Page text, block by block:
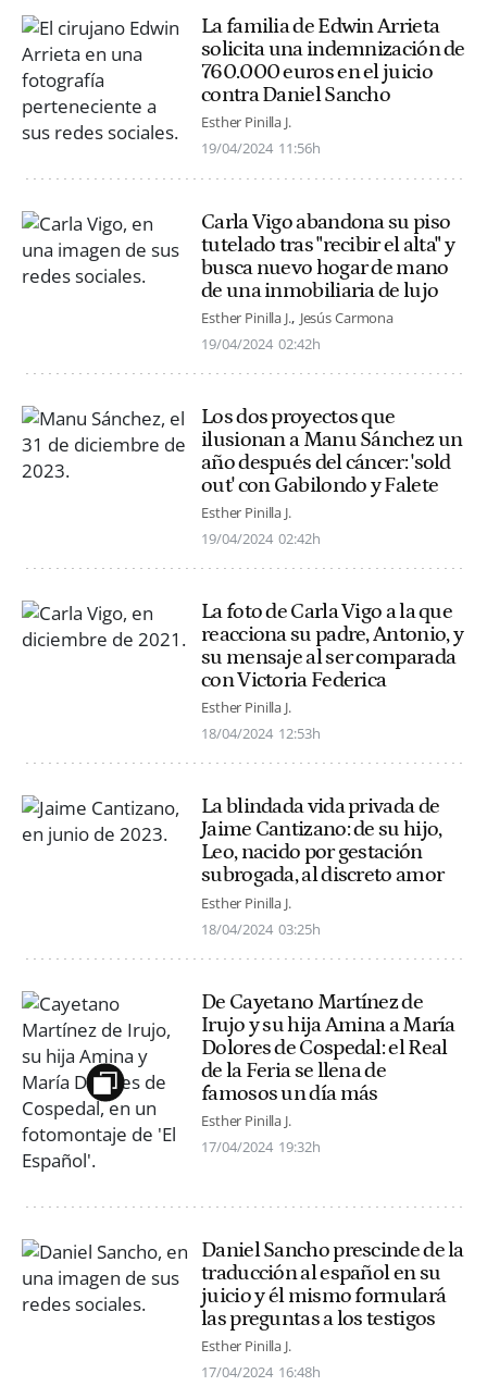
La familia de Edwin Arrieta
solicita una indemnización de
760.000 euros en el juicio
contra Daniel Sancho
Esther Pinilla J.
19/04/2024 11:56h
Carla Vigo abandona su piso
tutelado tras "recibir el alta" y
busca nuevo hogar de mano
de una inmobiliaria de lujo
Esther Pinilla J. Jesús Carmona
19/04/2024 02:42h
Los dos proyectos que
ilusionan a Manu Sánchez un
año después del cáncer: 'sold
out' con Gabilondo y Falete
Esther Pinilla J.
19/04/2024 02:42h
La foto de Carla Vigo a la que
reacciona su padre, Antonio, y
su mensaje al ser comparada
con Victoria Federica
Esther Pinilla J.
18/04/2024 12:53h
La blindada vida privada de
Jaime Cantizano: de su hijo,
Leo, nacido por gestación
subrogada, al discreto amor
Esther Pinilla J.
18/04/2024 03:25h
De Cayetano Martínez de
Irujo y su hija Amina a María
Dolores de Cospedal: el Real
de la Feria se llena de
famosos un día más
Esther Pinilla J.
17/04/2024 19:32h
Daniel Sancho prescinde de la
traducción al español en su
juicio y él mismo formulará
las preguntas a los testigos
Esther Pinilla J.
17/04/2024 16:48h